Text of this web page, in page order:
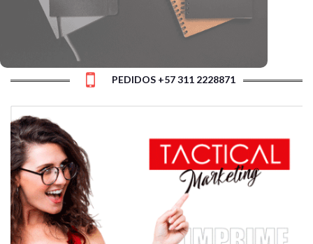
tamaños, cantidad de hojas y materiales.
PEDIDOS +57 311 2228871